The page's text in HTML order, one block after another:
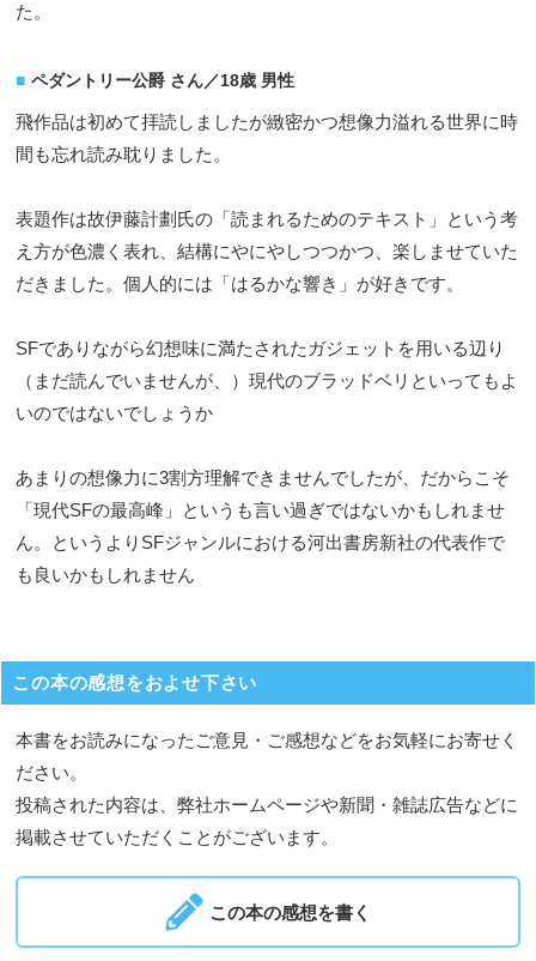
た。
ペダントリー公爵 さん／18歳 男性
飛作品は初めて拝読しましたが緻密かつ想像力溢れる世界に時
間も忘れ読み耽りました。
表題作は故伊藤計劃氏の「読まれるためのテキスト」という考
え方が色濃く表れ、結構にやにやしつつかつ、楽しませていた
だきました。個人的には「はるかな響き」が好きです。
SFでありながら幻想味に満たされたガジェットを用いる辺り
（まだ読んでいませんが、）現代のブラッドベリといってもよ
いのではないでしょうか
あまりの想像力に3割方理解できませんでしたが、だからこそ
「現代SFの最高峰」というも言い過ぎではないかもしれませ
ん。というよりSFジャンルにおける河出書房新社の代表作で
も良いかもしれません
この本の感想をおよせ下さい
本書をお読みになったご意見・ご感想などをお気軽にお寄せく
ださい。
投稿された内容は、弊社ホームページや新聞・雑誌広告などに
掲載させていただくことがございます。
この本の感想を書く